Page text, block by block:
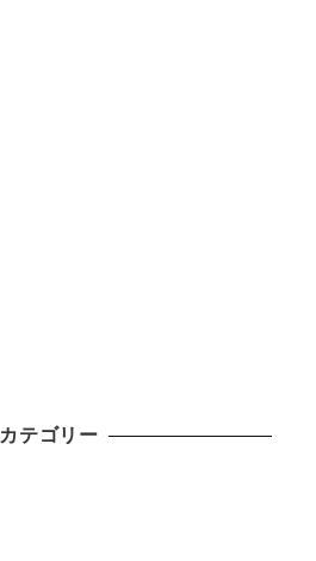
カテゴリー